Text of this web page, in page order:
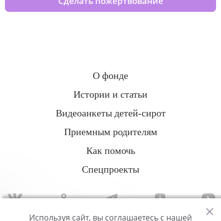
О фонде
Истории и статьи
Видеоанкеты детей-сирот
Приемным родителям
Как помочь
Спецпроекты
Используя сайт, вы соглашаетесь с нашей